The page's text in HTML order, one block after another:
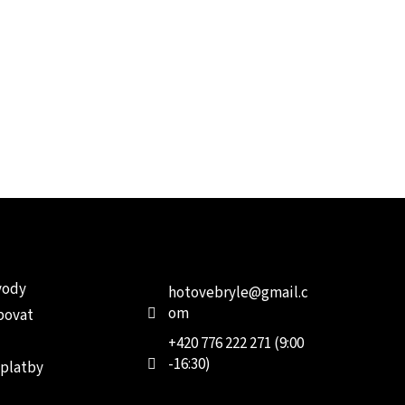
hotovebryle@gmail.c
om
+420 776 222 271 (9:00
-16:30)